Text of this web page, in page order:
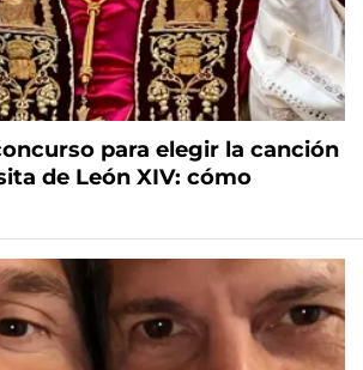
para elegir la canción
de León XIV: cómo